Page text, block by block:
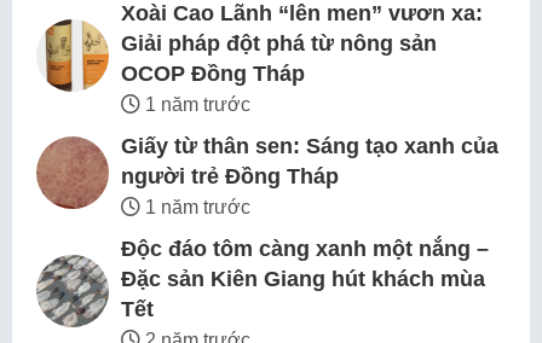
Xoài Cao Lãnh “lên men” vươn xa:
Giải pháp đột phá từ nông sản
OCOP Đồng Tháp
1 năm trước
Giấy từ thân sen: Sáng tạo xanh của
người trẻ Đồng Tháp
1 năm trước
Độc đáo tôm càng xanh một nắng –
Đặc sản Kiên Giang hút khách mùa
Tết